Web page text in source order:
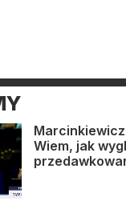
Wiem, jak